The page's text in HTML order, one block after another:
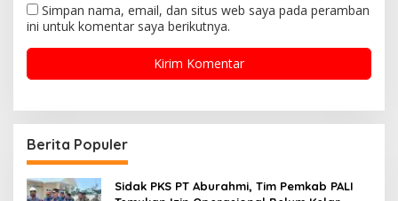
Simpan nama, email, dan situs web saya pada peramban
ini untuk komentar saya berikutnya.
Berita Populer
Sidak PKS PT Aburahmi, Tim Pemkab PALI